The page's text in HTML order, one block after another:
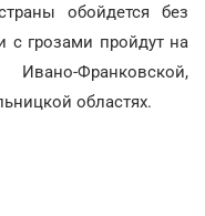
обойдется без
с грозами пройдут на
Франковской,
областях.